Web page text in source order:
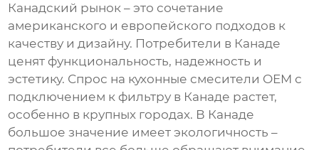
Канадский рынок – это сочетание
американского и европейского подходов к
качеству и дизайну. Потребители в Канаде
ценят функциональность, надежность и
эстетику. Спрос на кухонные смесители OEM с
подключением к фильтру в Канаде растет,
особенно в крупных городах. В Канаде
большое значение имеет экологичность –